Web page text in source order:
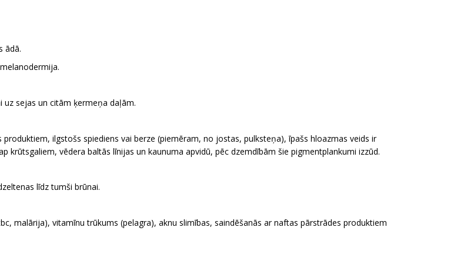
ādā.
sejas un citām ķermeņa daļām.
ilgstošs spiediens vai berze (piemēram, no jostas, pulksteņa), īpašs hloazmas veids ir
vēdera baltās līnijas un kaunuma apvidū, pēc dzemdībām šie pigmentplankumi izzūd.
līdz tumši brūnai.
malārija), vitamīnu trūkums (pelagra), aknu slimības, saindēšanās ar naftas pārstrādes produktiem